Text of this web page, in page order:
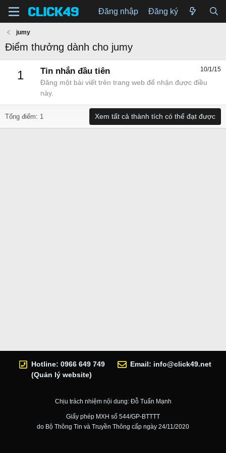
Đăng nhập Đăng ký
jumy
Điểm thưởng dành cho jumy
1 10/1/15
Tin nhắn đầu tiên
Đăng một bài viết trên trang web để nhận được điều
này.
Tổng điểm: 1 Xem tất cả thành tích có thể đạt được
Hotline: 0966 649 749
(Quản lý website)
Email: info@click49.net
Chịu trách nhiệm nội dung: Đỗ Tuấn Mạnh
Giấy phép MXH số 544/GP-BTTTT
do Bộ Thông Tin và Truyền Thông cấp ngày 24/11/2020